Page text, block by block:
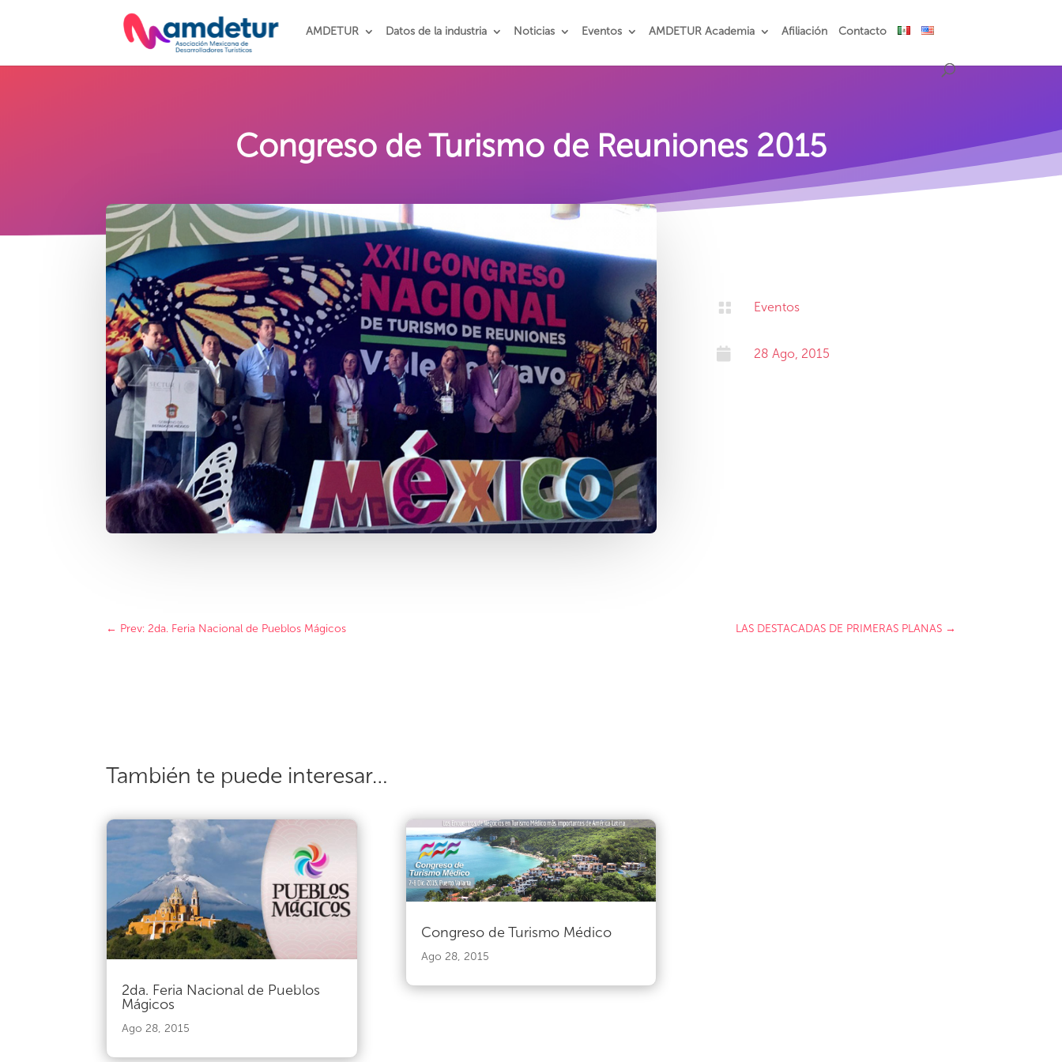
AMDETUR Datos de la industria Noticias Eventos AMDETUR Academia Afiliación Contacto
Congreso de Turismo de Reuniones 2015
 Eventos
 28 Ago, 2015
← Prev: 2da. Feria Nacional de Pueblos Mágicos LAS DESTACADAS DE PRIMERAS PLANAS→
También te puede interesar…
2da. Feria Nacional de Pueblos
Mágicos
Ago 28, 2015
Congreso de Turismo Médico
Ago 28, 2015